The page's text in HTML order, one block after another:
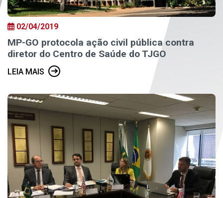
02/04/2019
MP-GO protocola ação civil pública contra
diretor do Centro de Saúde do TJGO
LEIA MAIS